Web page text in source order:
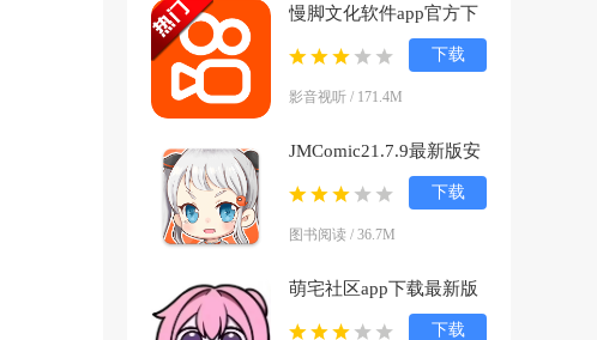
慢脚文化软件app官方下
载(快手)v14.0.30.46307
影音视听 / 171.4M
下载
JMComic21.7.9最新版安
装包下载v1.8.2 官方正版
图书阅读 / 36.7M
下载
萌宅社区app下载最新版
下载